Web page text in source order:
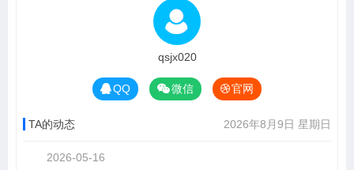
qsjx020
QQ 微信 官网
TA的动态 2026年8月9日 星期日
2026-05-16